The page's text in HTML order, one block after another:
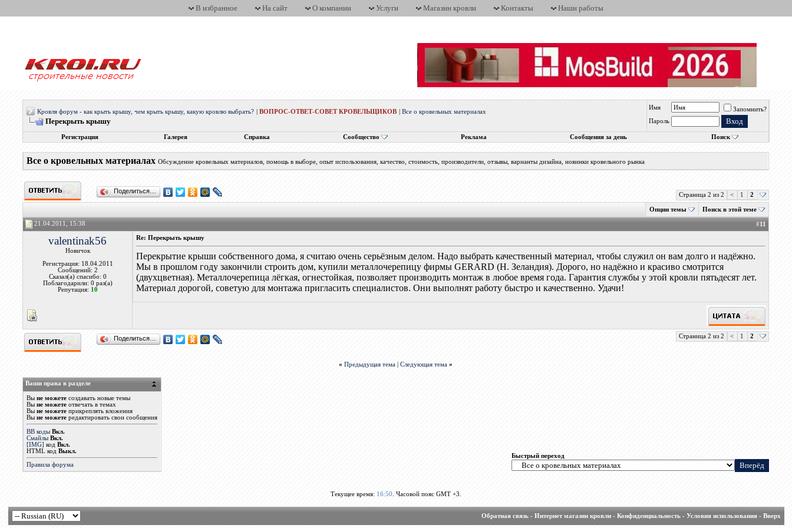
В избранное На сайт О компании Услуги Магазин кровли Контакты Наши работы
Кровля форум - как крыть крышу, чем крыть крышу, какую кровлю выбрать? |ВОПРОС-ОТВЕТ-СОВЕТ КРОВЕЛЬЩИКОВ |Все о кровельных материалах
Перекрыть крышу
Имя
Запомнить?
Пароль
Регистрация Галерея Справка Сообщество Реклама Сообщения за день Поиск
Все о кровельных материалах Обсуждение кровельных материалов, помощь в выборе, опыт использования, качество, стоимость, производители, отзывы, варианты дизайна, новинки кровельного рынка
Поделиться…
Страница 2 из 2 < 1 2
Опции темы Поиск в этой теме
21.04.2011, 15:38 #11
valentinak56
Новичок
Регистрация: 18.04.2011
Сообщений: 2
Сказал(а) спасибо: 0
Поблагодарили: 0 раз(а)
Репутация: 10
Re: Перекрыть крышу
Перекрытие крыши собственного дома, я считаю очень серьёзным делом. Надо выбрать качественный материал, чтобы служил он вам долго и надёжно.
Мы в прошлом году закончили строить дом, купили металлочерепицу фирмы GERARD (Н. Зеландия). Дорого, но надёжно и красиво смотрится
(двухцветная). Металлочерепица лёгкая, огнестойкая, позволяет производить монтаж в любое время года. Гарантия службы у этой кровли пятьдесят лет.
Материал дорогой, советую для монтажа пригласить специалистов. Они выполнят работу быстро и качественно. Удачи!
Поделиться… Страница 2 из 2 < 1 2
« Предыдущая тема |Следующая тема »
Ваши права в разделе
Выне можете создавать новые темы
Выне можете отвечать в темах
Выне можете прикреплять вложения
Выне можете редактировать свои сообщения
BB коды Вкл.
Смайлы Вкл.
[IMG] кодВкл.
HTML кодВыкл.
Правила форума
Быстрый переход
Текущее время: 16:50 . Часовой пояс GMT +3.
Обратная связь- Интернет магазин кровли- Конфиденциальность- Условия использования- Вверх